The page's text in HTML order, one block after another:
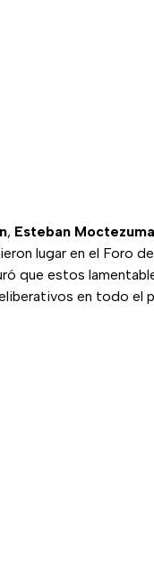
, Esteban Moctezuma
lugar en el Foro
que estos
en todo el